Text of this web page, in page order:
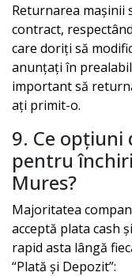
Returnarea mașinii
contract,
care doriți să
anunțați în
important să
ați primit-o.
9. Ce opțiuni
pentru
Mures?
Majoritatea
acceptă plata cash
rapid asta lângă
“Plată și Depozit”: